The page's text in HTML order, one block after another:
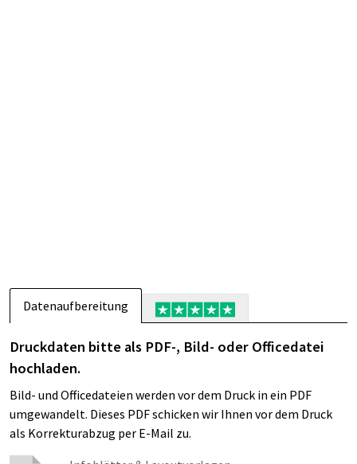
Datenaufbereitung
Druckdaten bitte als PDF-, Bild- oder Officedatei
hochladen.
Bild- und Officedateien werden vor dem Druck in ein PDF
umgewandelt. Dieses PDF schicken wir Ihnen vor dem Druck
als Korrekturabzug per E-Mail zu.